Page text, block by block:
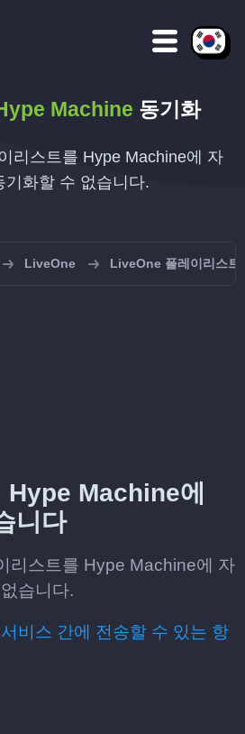
Machine 동기화
리스트를 Hype Machine에 자
기화할 수 없습니다.
LiveOne LiveOne 플레이리스트
Machine에
니다
리스트를 Hype Machine에 자
습니다.
비스 간에 전송할 수 있는 항